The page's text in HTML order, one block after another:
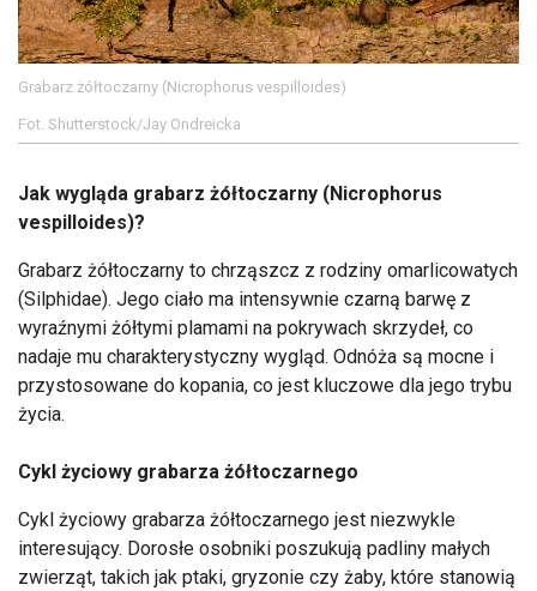
Grabarz żółtoczarny (Nicrophorus vespilloides)
Fot. Shutterstock/Jay Ondreicka
Jak wygląda grabarz żółtoczarny (Nicrophorus
vespilloides)?
Grabarz żółtoczarny to chrząszcz z rodziny omarlicowatych
(Silphidae). Jego ciało ma intensywnie czarną barwę z
wyraźnymi żółtymi plamami na pokrywach skrzydeł, co
nadaje mu charakterystyczny wygląd. Odnóża są mocne i
przystosowane do kopania, co jest kluczowe dla jego trybu
życia.
Cykl życiowy grabarza żółtoczarnego
Cykl życiowy grabarza żółtoczarnego jest niezwykle
interesujący. Dorosłe osobniki poszukują padliny małych
zwierząt, takich jak ptaki, gryzonie czy żaby, które stanowią